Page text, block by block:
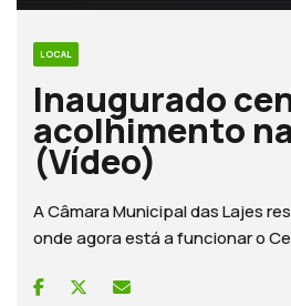
LOCAL
Inaugurado
acolhimento
(Vídeo)
A Câmara Municipal das Lajes
onde agora está a funcionar o